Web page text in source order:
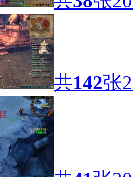
共142张